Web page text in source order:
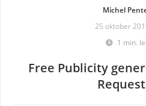
Michel
25 oktober
1 min.
Free Publicity